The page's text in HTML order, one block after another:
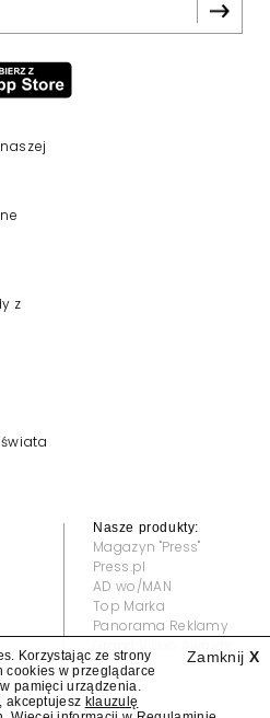
z
Nasze produkty:
Magazyn "Press"
Press.pl
AD wo/MAN
Top Marka
Panorama Reklamy
Zamknij X
Korzystając ze strony
cookies w przeglądarce
pamięci urządzenia.
akceptujesz klauzulę